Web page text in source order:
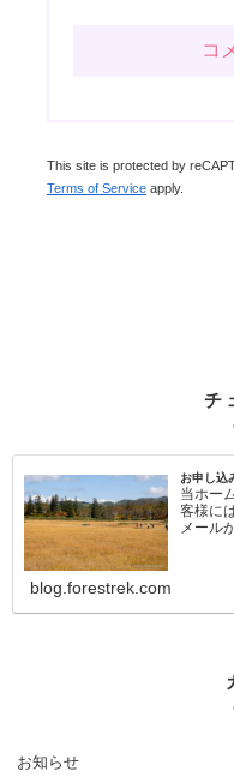
This site is protected by
Terms of Service apply.
チ
お申し込
当ホー
客様に
メール
blog.forestrek.com
お知らせ